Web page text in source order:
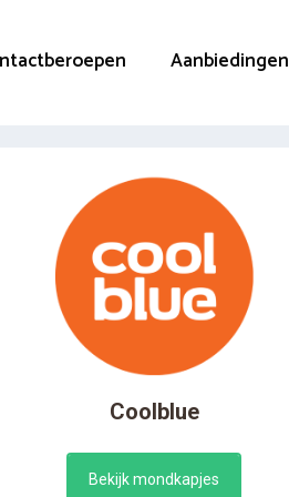
Aanbiedingen
Coolblue
Bekijk mondkapjes